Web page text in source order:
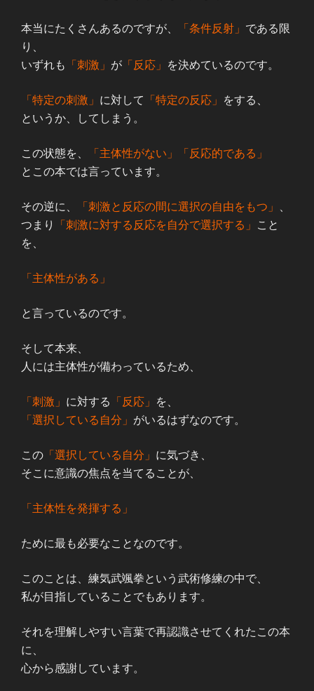
本当にたくさんあるのですが、 「条件反射」 である限
り、
いずれも
「刺激」 が 「反応」 を決めているのです。
「特定の刺激」 に対して 「特定の反応」
をする、
というか、してしまう。
この状態を、
「主体性がない」「反応的である」
とこの本では言っています。
その逆に、 「刺激と反応の間に選択の自由をもつ」
つまり
「刺激に対する反応を自分で選択する」
こと
を、
「主体性がある」
と言っているのです。
そして本来、
人には主体性が備わっているため、
「刺激」 に対する 「反応」
を、
「選択している自分」 がいるはずなのです。
この 「選択している自分」 に気づき、
そこに意識の焦点を当てることが、
「主体性を発揮する」
ために最も必要なことなのです。
このことは、練気武颯拳という武術修練の中で、
私が目指していることでもあります。
それを理解しやすい言葉で再認識させてくれたこの本
に、
心から感謝しています。